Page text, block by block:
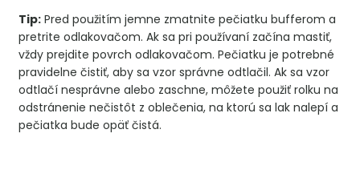
Tip: Pred použitím jemne zmatnite pečiatku bufferom a
pretrite odlakovačom. Ak sa pri používaní začína mastiť,
vždy prejdite povrch odlakovačom. Pečiatku je potrebné
pravidelne čistiť, aby sa vzor správne odtlačil. Ak sa vzor
odtlačí nesprávne alebo zaschne, môžete použiť rolku na
odstránenie nečistôt z oblečenia, na ktorú sa lak nalepí a
pečiatka bude opäť čistá.